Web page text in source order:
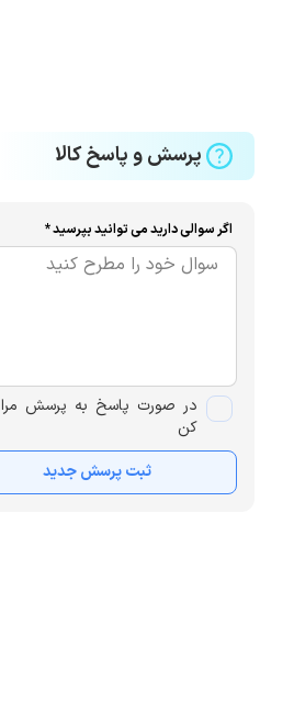
پرسش و پاسخ کالا
اگر سوالی دارید می توانید بپرسید *
در صورت پاسخ به پرسش
کن
ثبت پرسش جدید